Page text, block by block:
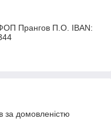
Прангов П.О. IBAN:
за домовленістю